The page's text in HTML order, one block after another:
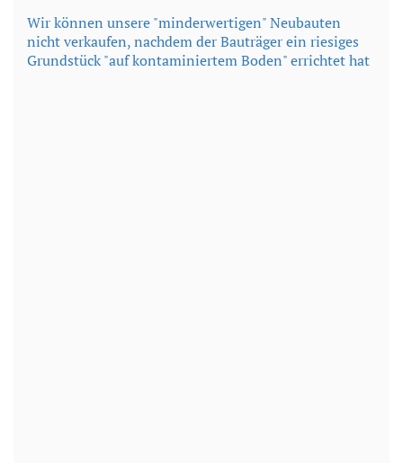
Wir können unsere "minderwertigen" Neubauten
nicht verkaufen, nachdem der Bauträger ein riesiges
Grundstück "auf kontaminiertem Boden" errichtet hat